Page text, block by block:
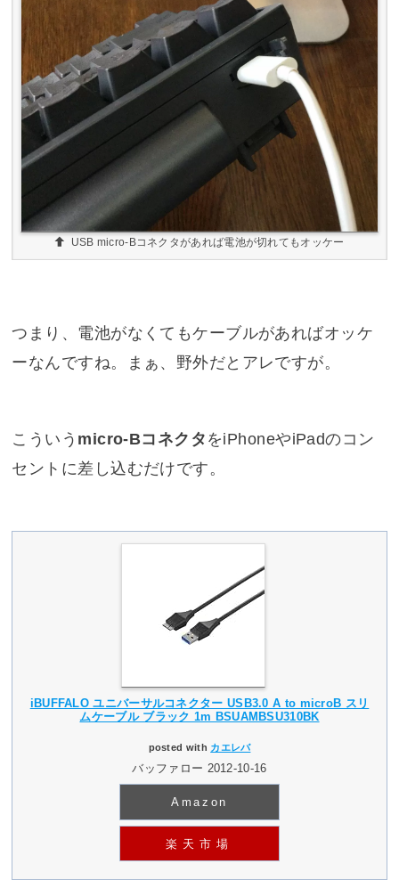
USB micro-Bコネクタがあれば電池が切れてもオッケー
つまり、電池がなくてもケーブルがあればオッケ
ーなんですね。まぁ、野外だとアレですが。
こういう micro-Bコネクタ をiPhoneやiPadのコン
セントに差し込むだけです。
iBUFFALO ユニバーサルコネクター USB3.0 A to microB スリ
ムケーブル ブラック 1m BSUAMBSU310BK
posted with カエレバ
バッファロー 2012-10-16
Amazon
楽天市場